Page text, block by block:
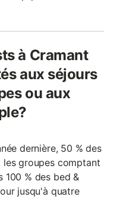
à Cramant
aux séjours
ou aux
dernière, 50 % des
les groupes comptant
100 % des bed &
jusqu'à quatre